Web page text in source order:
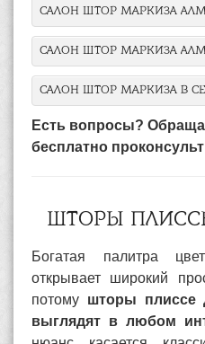
САЛОН ШТОР МАРКИЗА
САЛОН ШТОР МАРКИЗА
САЛОН ШТОР МАРКИЗА В
Есть вопросы?
бесплатно
ШТОРЫ
Богатая палитра
открывает широкий
потому шторы плиссе
выглядят в любом